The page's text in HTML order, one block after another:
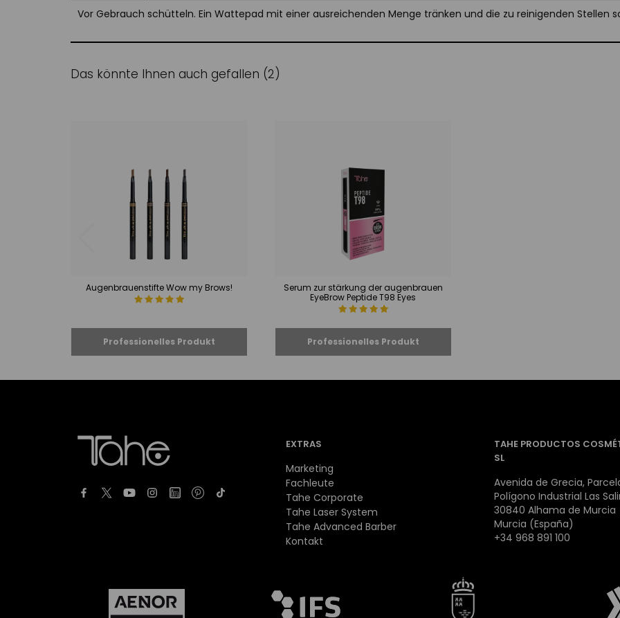
Vor Gebrauch schütteln. Ein Wattepad mit einer ausreichenden Menge tränken und die zu reinigenden Stellen
Das könnte Ihnen auch gefallen (2)
Augenbrauenstifte Wow my Brows!
Serum zur stärkung der augenbrauen
EyeBrow Peptide T98 Eyes
EXTRAS
Marketing
Fachleute
Tahe Corporate
Tahe Laser System
Tahe Advanced Barber
Kontakt
TAHE PRODUCTOS
SL
Avenida de Grecia,
Polígono Industrial Las
30840 Alhama de Murcia
Murcia (España)
+34 968 891 100